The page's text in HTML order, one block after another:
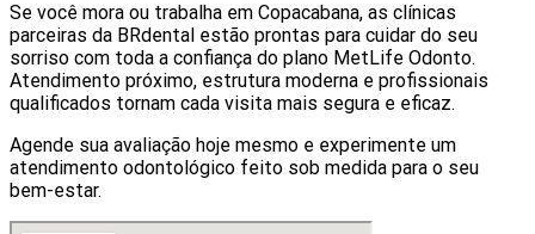
Se você mora ou trabalha em Copacabana, as clínicas
parceiras da BRdental estão prontas para cuidar do seu
sorriso com toda a confiança do plano MetLife Odonto.
Atendimento próximo, estrutura moderna e profissionais
qualificados tornam cada visita mais segura e eficaz.
Agende sua avaliação hoje mesmo e experimente um
atendimento odontológico feito sob medida para o seu
bem-estar.